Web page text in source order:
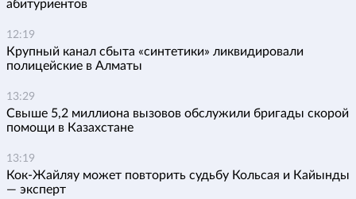
абитуриентов
12:19
Крупный канал сбыта «синтетики» ликвидировали
полицейские в Алматы
13:29
Свыше 5,2 миллиона вызовов обслужили бригады скорой
помощи в Казахстане
13:19
Кок-Жайляу может повторить судьбу Кольсая и Кайынды
— эксперт